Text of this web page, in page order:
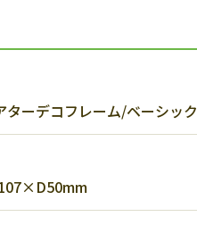
ターデコフレーム/ベーシック